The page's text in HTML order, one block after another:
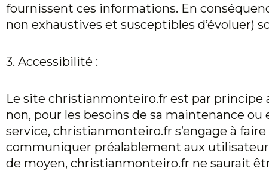
fournissent ces informations. En
non exhaustives et susceptibles d’évoluer)
3. Accessibilité :
Le site christianmonteiro.fr est par principe
non, pour les besoins de sa maintenance ou
service, christianmonteiro.fr s’engage à
communiquer préalablement aux
de moyen, christianmonteiro.fr ne saurait